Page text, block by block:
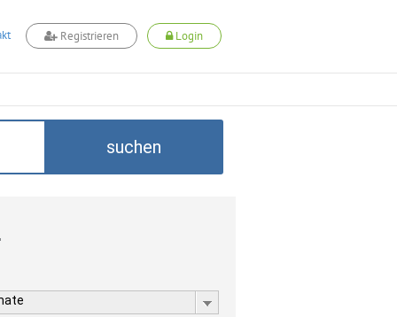
Registrieren Login
suchen